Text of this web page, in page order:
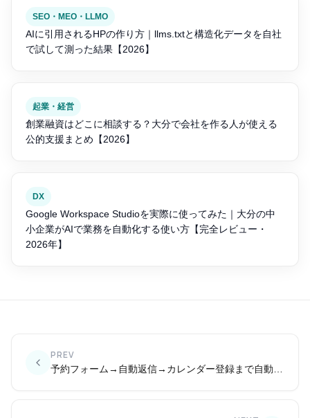
SEO・MEO・LLMO
AIに引用されるHPの作り方｜llms.txtと構造化データを自社
で試して測った結果【2026】
起業・経営
創業融資はどこに相談する？大分で会社を作る人が使える
公的支援まとめ【2026】
DX
Google Workspace Studioを実際に使ってみた｜大分の中
小企業がAIで業務を自動化する使い方【完全レビュー・
2026年】
PREV
予約フォーム→自動返信→カレンダー登録まで自動化する——予約対応の手作業をゼロに